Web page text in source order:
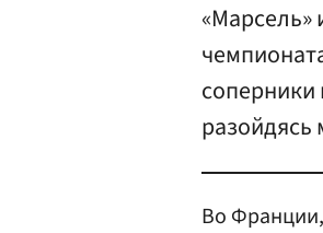
«Марсель»
соперники
Во